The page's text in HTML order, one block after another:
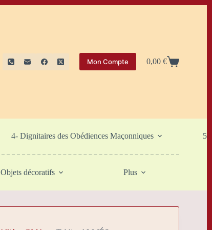
Mon Compte
Panier
0,00€
4- Dignitaires des Obédiences Maçonniques 5-
décoratifs Plus